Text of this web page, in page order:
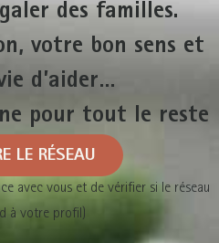
des familles.
votre bon sens et
d’aider…
pour tout le reste
LE RÉSEAU
avec vous et de vérifier si le réseau
à votre profil)